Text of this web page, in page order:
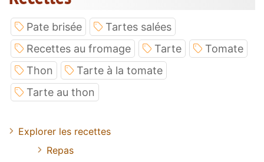
Pate brisée
Tartes salées
Recettes au fromage
Tarte
Tomate
Thon
Tarte à la tomate
Tarte au thon
Explorer les recettes
Repas